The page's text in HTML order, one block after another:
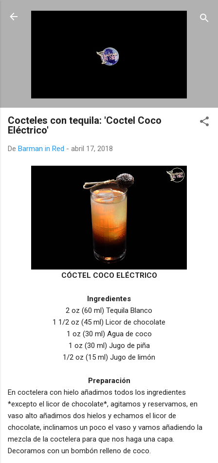
Ir al contenido principal
Cocteles con tequila: 'Coctel Coco
Eléctrico'
De Barman in Red - abril 17, 2018
CÓCTEL COCO ELÉCTRICO
Ingredientes
2 oz (60 ml) Tequila Blanco
1 1/2 oz (45 ml) Licor de chocolate
1 oz (30 ml) Agua de coco
1 oz (30 ml) Jugo de piña
1/2 oz (15 ml) Jugo de limón
Preparación
En coctelera con hielo añadimos todos los ingredientes
*excepto el licor de chocolate*, agitamos y reservamos, en
vaso alto añadimos dos hielos y echamos el licor de
chocolate, inclinamos un poco el vaso y vamos añadiendo la
mezcla de la coctelera para que nos haga una capa.
Decoramos con un bombón relleno de coco.